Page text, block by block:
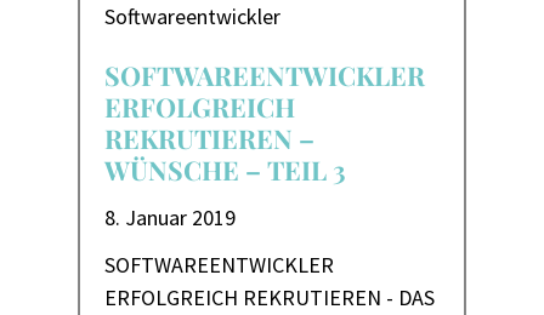
Softwareentwickler
8. Januar 2019
SOFTWAREENTWICKLER
ERFOLGREICH
REKRUTIEREN –
WÜNSCHE – TEIL 3
SOFTWAREENTWICKLER
ERFOLGREICH REKRUTIEREN - DAS